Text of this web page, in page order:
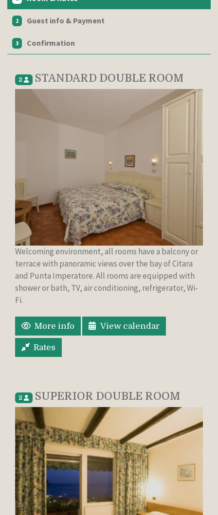
2 Guest info & Payment
3 Confirmation
2 STANDARD DOUBLE ROOM
Welcoming environment, all rooms have a balcony or
terrace with panoramic views over the bay of Citara
and Punta Imperatore. All rooms are equipped with
shower or bath, TV, air conditioning, refrigerator, Wi-
Fi.
More info View calendar
Rates
2 SUPERIOR DOUBLE ROOM